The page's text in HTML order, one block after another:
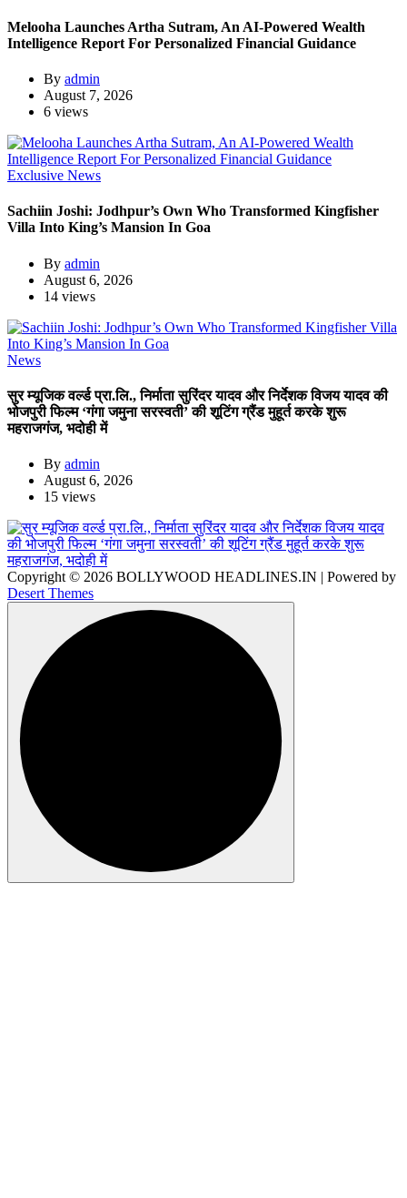
Melooha Launches Artha Sutram, An AI-Powered Wealth
Intelligence Report For Personalized Financial Guidance
By admin
August 7, 2026
6 views
Exclusive News
Sachiin Joshi: Jodhpur’s Own Who Transformed Kingfisher
Villa Into King’s Mansion In Goa
By admin
August 6, 2026
14 views
News
सुर म्यूजिक वर्ल्ड प्रा.लि., निर्माता सुरिंदर यादव और निर्देशक विजय यादव की
भोजपुरी फिल्म ‘गंगा जमुना सरस्वती’ की शूटिंग ग्रैंड मुहूर्त करके शुरू
महराजगंज, भदोही में
By admin
August 6, 2026
15 views
Copyright © 2026 BOLLYWOOD HEADLINES.IN | Powered by
Desert Themes